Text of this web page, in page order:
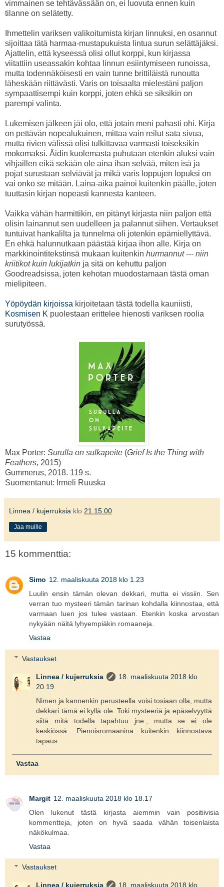
vimmainen se tehtävässään on, ei luovuta ennen kuin
tilanne on selätetty.
Ihmettelin variksen valikoitumista kirjan linnuksi, en osannut
sijoittaa tätä harmaa-mustapukuista lintua surun selättäjäksi.
Ajattelin, että kyseessä olisi ollut korppi, kun kirjassa
viitattiin useassakin kohtaa linnun esiintymiseen runoissa,
mutta todennäköisesti en vain tunne brittiläistä runoutta
läheskään riittävästi. Varis on toisaalta mielestäni paljon
sympaattisempi kuin korppi, joten ehkä se siksikin on
parempi valinta.
Lukemisen jälkeen jäi olo, että jotain meni pahasti ohi. Kirja
on pettävän nopealukuinen, mittaa vain reilut sata sivua,
mutta rivien välissä olisi tulkittavaa varmasti toiseksikin
mokomaksi. Äidin kuolemasta puhutaan etenkin aluksi vain
vihjaillen eikä sekään ole aina ihan selvää, miten isä ja
pojat surustaan selviävät ja mikä varis loppujen lopuksi on
vai onko se mitään. Laina-aika painoi kuitenkin päälle, joten
tuuttasin kirjan nopeasti kannesta kanteen.
Vaikka vähän harmittikin, en pitänyt kirjasta niin paljon että
olisin lainannut sen uudelleen ja palannut siihen. Vertaukset
tuntuivat hankalilta ja tunnelma oli jotenkin epämiellyttävä.
En ehkä halunnutkaan päästää kirjaa ihon alle. Kirja on
markkinointitekstinsä mukaan kuitenkin hurmannut --- niin
kriitikot kuin lukijatkin ja sitä on kehuttu paljon
Goodreadsissa, joten kehotan muodostamaan tästä oman
mielipiteen.
Yöpöydän kirjoissa kirjoitetaan tästä todella kauniisti,
Kosmisen K puolestaan erittelee hienosti variksen roolia
surutyössä.
Max Porter: Surulla on sulkapeite (Grief Is the Thing with
Feathers, 2015)
Gummerus, 2018. 119 s.
Suomentanut: Irmeli Ruuska
Linnea / kujerruksia klo 21.15.00
Jaa muille
15 kommenttia:
Simo 12. maaliskuuta 2018 klo 1.23
Luulin ensin tämän olevan dekkari, mutta ei vissiin. Sen
verran tuo mysteeri tämän tarinan kohdalla kiinnostaa, että
varmaan luen jos tulee vastaan. Etenkin koska arvostan
nykyään näitä lyhyempiäkin romaaneja.
Vastaa
Vastaukset
Linnea / kujerruksia
18. maaliskuuta 2018 klo
20.19
Nimen ja kannenkin perusteella voisi tosiaan olla, mutta
dekkari tämä ei kyllä ole. Toki mysteeriä ja epäselvyyttä
siitä mitä todella tapahtuu jne., mutta se ei ole
keskiössä. Pienoisromaanina kuitenkin kiinnostava
tapaus.
Vastaa
Margit 12. maaliskuuta 2018 klo 18.17
Olen lukenut tästä kirjasta aiemmin vain positiivisia
kommentteja, joten on hyvä saada vähän toisenlaista
näkökulmaa.
Vastaa
Vastaukset
Linnea / kujerruksia 18. maaliskuuta 2018 klo